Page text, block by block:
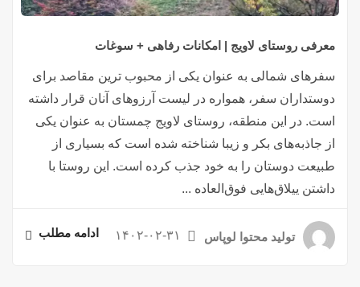
معرفی روستای لاویج | امکانات رفاهی + سوغات
سفرهای شمالی به عنوان یکی از محبوب ترین مقاصد برای
دوستداران سفر، همواره در لیست آرزوهای آنان قرار داشته
است. در این منطقه، روستای لاویج چمستان به عنوان یکی
از جاذبه‌های بکر و زیبا شناخته شده است که بسیاری از
طبیعت دوستان را به خود جذب کرده است. این روستا با
داشتن ییلاق‌هایی فوق‌العاده ...
تولید محتوا لوپاس ۱۴۰۲-۰۲-۳۱ ادامه مطلب